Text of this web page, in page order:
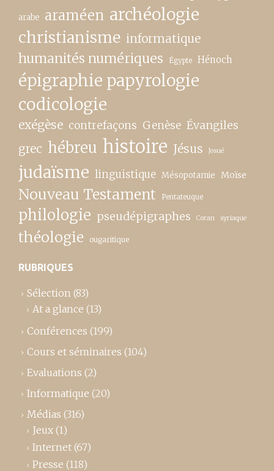
arabe araméen archéologie
christianisme informatique
humanités numériques Égypte Hénoch
épigraphie papyrologie
codicologie
exégèse contrefaçons Genèse Évangiles
grec hébreu histoire Jésus Josué
judaïsme linguistique Mésopotamie Moïse
Nouveau Testament Pentateuque
philologie pseudépigraphes Coran syriaque
théologie ougaritique
RUBRIQUES
Sélection (83)
At a glance (13)
Conférences (199)
Cours et séminaires (104)
Evaluations (2)
Informatique (20)
Médias (316)
Jeux (1)
Internet (67)
Presse (118)